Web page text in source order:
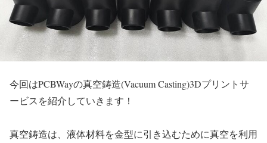
今回はPCBWayの真空鋳造(Vacuum Casting)3Dプリントサ
ービスを紹介していきます！
真空鋳造は、液体材料を金型に引き込むために真空を利用